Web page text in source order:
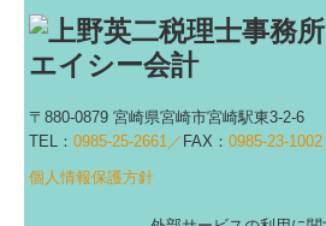
〒880-0879 宮崎県宮崎市宮崎駅東3-2-6
TEL：0985-25-2661／ FAX：0985-23-1002
個人情報保護方針